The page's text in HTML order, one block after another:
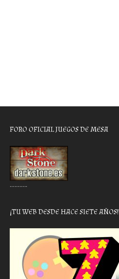
FORO OFICIAL JUEGOS DE MESA
………..
¡TU WEB DESDE HACE SIETE AÑOS!